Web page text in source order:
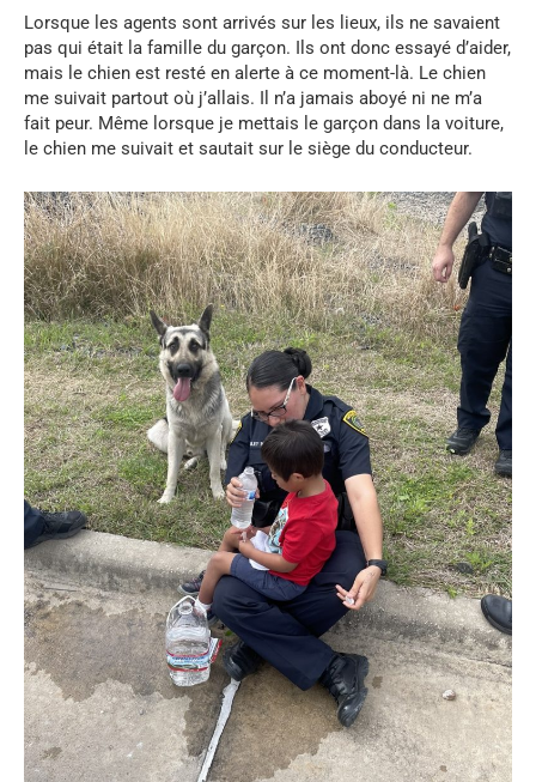
Lorsque les agents sont arrivés sur les lieux, ils ne savaient
pas qui était la famille du garçon. Ils ont donc essayé d’aider,
mais le chien est resté en alerte à ce moment-là. Le chien
me suivait partout où j’allais. Il n’a jamais aboyé ni ne m’a
fait peur. Même lorsque je mettais le garçon dans la voiture,
le chien me suivait et sautait sur le siège du conducteur.